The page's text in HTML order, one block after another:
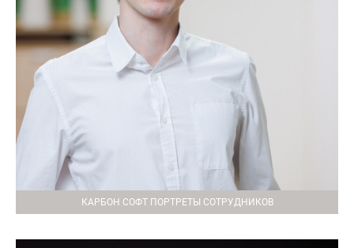
КАРБОН СОФТ ПОРТРЕТЫ СОТРУДНИКОВ